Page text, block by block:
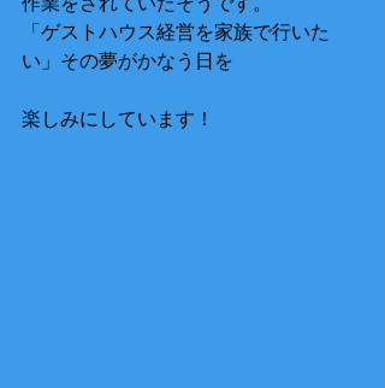
「ゲストハウス経営を家族で行いた
い」その夢がかなう日を
楽しみにしています！